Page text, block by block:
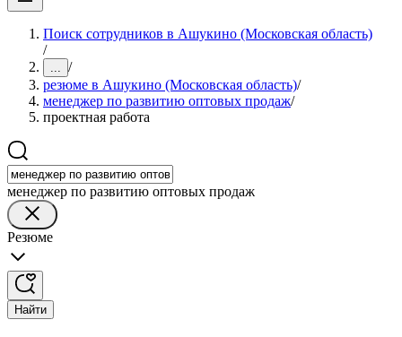
Поиск сотрудников в Ашукино (Московская область)
/
... /
резюме в Ашукино (Московская область)/
менеджер по развитию оптовых продаж/
проектная работа
менеджер по развитию оптовых продаж
Резюме
Найти